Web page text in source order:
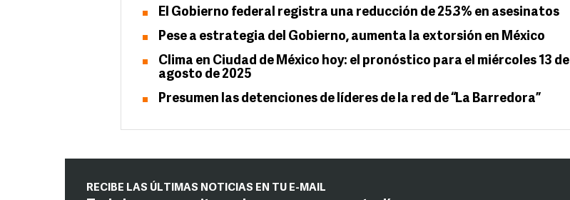
El Gobierno federal registra una reducción de 25.3% en asesinatos
Pese a estrategia del Gobierno, aumenta la extorsión en México
Clima en Ciudad de México hoy: el pronóstico para el miércoles 13 de
agosto de 2025
Presumen las detenciones de líderes de la red de “La Barredora”
RECIBE LAS ÚLTIMAS NOTICIAS EN TU E-MAIL